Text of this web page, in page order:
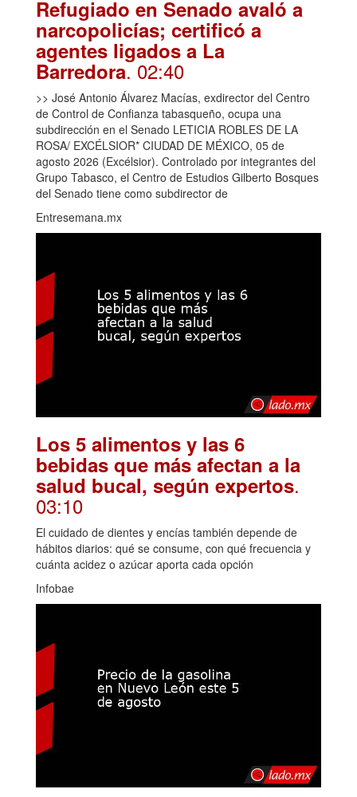
Refugiado en Senado avaló a
narcopolicías; certificó a
agentes ligados a La
Barredora. 02:40
>> José Antonio Álvarez Macías, exdirector del Centro
de Control de Confianza tabasqueño, ocupa una
subdirección en el Senado LETICIA ROBLES DE LA
ROSA/ EXCÉLSIOR* CIUDAD DE MÉXICO, 05 de
agosto 2026 (Excélsior). Controlado por integrantes del
Grupo Tabasco, el Centro de Estudios Gilberto Bosques
del Senado tiene como subdirector de
Entresemana.mx
Los 5 alimentos y las 6
bebidas que más afectan a la
salud bucal, según expertos.
03:10
El cuidado de dientes y encías también depende de
hábitos diarios: qué se consume, con qué frecuencia y
cuánta acidez o azúcar aporta cada opción
Infobae